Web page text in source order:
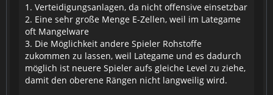
1. Verteidigungsanlagen, da nicht offensive einsetzbar
2. Eine sehr große Menge E-Zellen, weil im Lategame
oft Mangelware
3. Die Möglichkeit andere Spieler Rohstoffe
zukommen zu lassen, weil Lategame und es dadurch
möglich ist neuere Spieler aufs gleiche Level zu ziehe,
damit den oberene Rängen nicht langweilig wird.